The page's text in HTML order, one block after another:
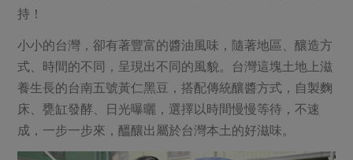
持！
小小的台灣，卻有著豐富的醬油風味，隨著地區、釀造方
式、時間的不同，呈現出不同的風貌。台灣這塊土地上滋
養生長的台南五號黃仁黑豆，搭配傳統釀醬方式，自製麴
床、甕缸發酵、日光曝曬，選擇以時間慢慢等待，不速
成，一步一步來，醞釀出屬於台灣本土的好滋味。